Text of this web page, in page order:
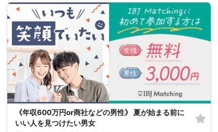
《年収600万円or商社などの男性》 夏が始まる前に
いい人を見つけたい男女